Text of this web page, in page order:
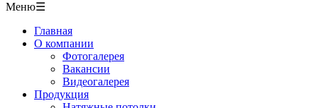
Меню☰
Главная
О компании
Фотогалерея
Вакансии
Видеогалерея
Продукция